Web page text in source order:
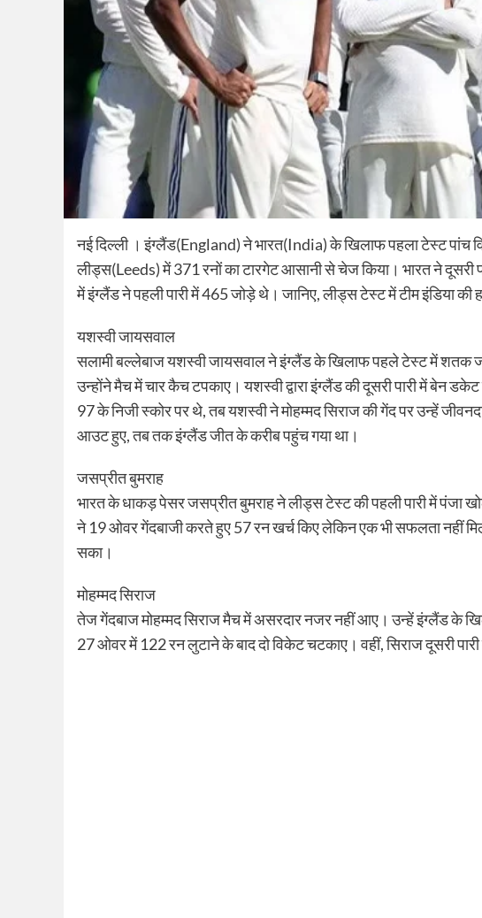
नई दिल्‍ली । इंग्लैंड(England) ने भारत(India) के खिलाफ पहला टेस्ट
लीड्स(Leeds) में 371 रनों का टारगेट आसानी से चेज किया। भारत ने दूसरी
में इंग्लैंड ने पहली पारी में 465 जोड़े थे। जानिए, लीड्स टेस्ट में टीम इंडिया की
यशस्वी जायसवाल
सलामी बल्लेबाज यशस्वी जायसवाल ने इंग्लैंड के खिलाफ पहले टेस्ट में शतक
उन्होंने मैच में चार कैच टपकाए। यशस्वी द्वारा इंग्लैंड की दूसरी पारी में बेन
97 के निजी स्कोर पर थे, तब यशस्वी ने मोहम्मद सिराज की गेंद पर उन्हें
आउट हुए, तब तक इंग्लैंड जीत के करीब पहुंच गया था।
जसप्रीत बुमराह
भारत के धाकड़ पेसर जसप्रीत बुमराह ने लीड्स टेस्ट की पहली पारी में पंजा
ने 19 ओवर गेंदबाजी करते हुए 57 रन खर्च किए लेकिन एक भी सफलता नहीं
सका।
मोहम्मद सिराज
तेज गेंदबाज मोहम्मद सिराज मैच में असरदार नजर नहीं आए। उन्हें इंग्लैंड के
27 ओवर में 122 रन लुटाने के बाद दो विकेट चटकाए। वहीं, सिराज दूसरी